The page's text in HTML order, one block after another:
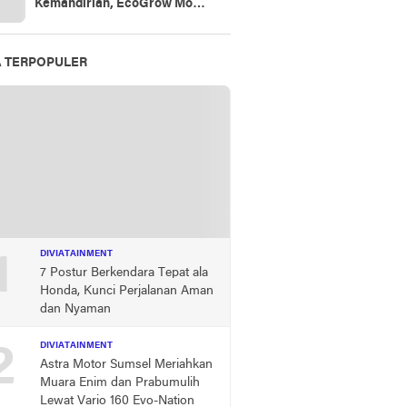
Kemandirian, EcoGrow Mom
Karangan
TERPOPULER
DIVIATAINMENT
7 Postur Berkendara Tepat ala
Honda, Kunci Perjalanan Aman
dan Nyaman
DIVIATAINMENT
Astra Motor Sumsel Meriahkan
Muara Enim dan Prabumulih
Lewat Vario 160 Evo-Nation